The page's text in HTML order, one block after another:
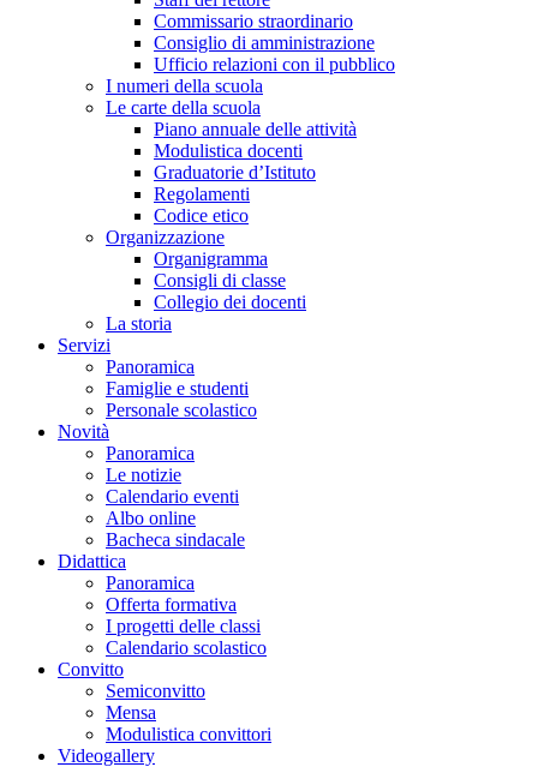
Commissario straordinario
Consiglio di amministrazione
Ufficio relazioni con il pubblico
I numeri della scuola
Le carte della scuola
Piano annuale delle attività
Modulistica docenti
Graduatorie d’Istituto
Regolamenti
Codice etico
Organizzazione
Organigramma
Consigli di classe
Collegio dei docenti
La storia
Servizi
Panoramica
Famiglie e studenti
Personale scolastico
Novità
Panoramica
Le notizie
Calendario eventi
Albo online
Bacheca sindacale
Didattica
Panoramica
Offerta formativa
I progetti delle classi
Calendario scolastico
Convitto
Semiconvitto
Mensa
Modulistica convittori
Videogallery